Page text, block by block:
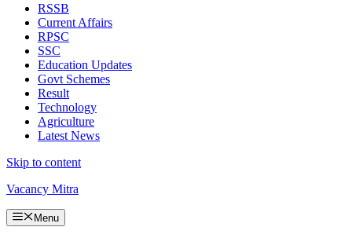
RSSB
Current Affairs
RPSC
SSC
Education Updates
Govt Schemes
Result
Technology
Agriculture
Latest News
Skip to content
Vacancy Mitra
Menu